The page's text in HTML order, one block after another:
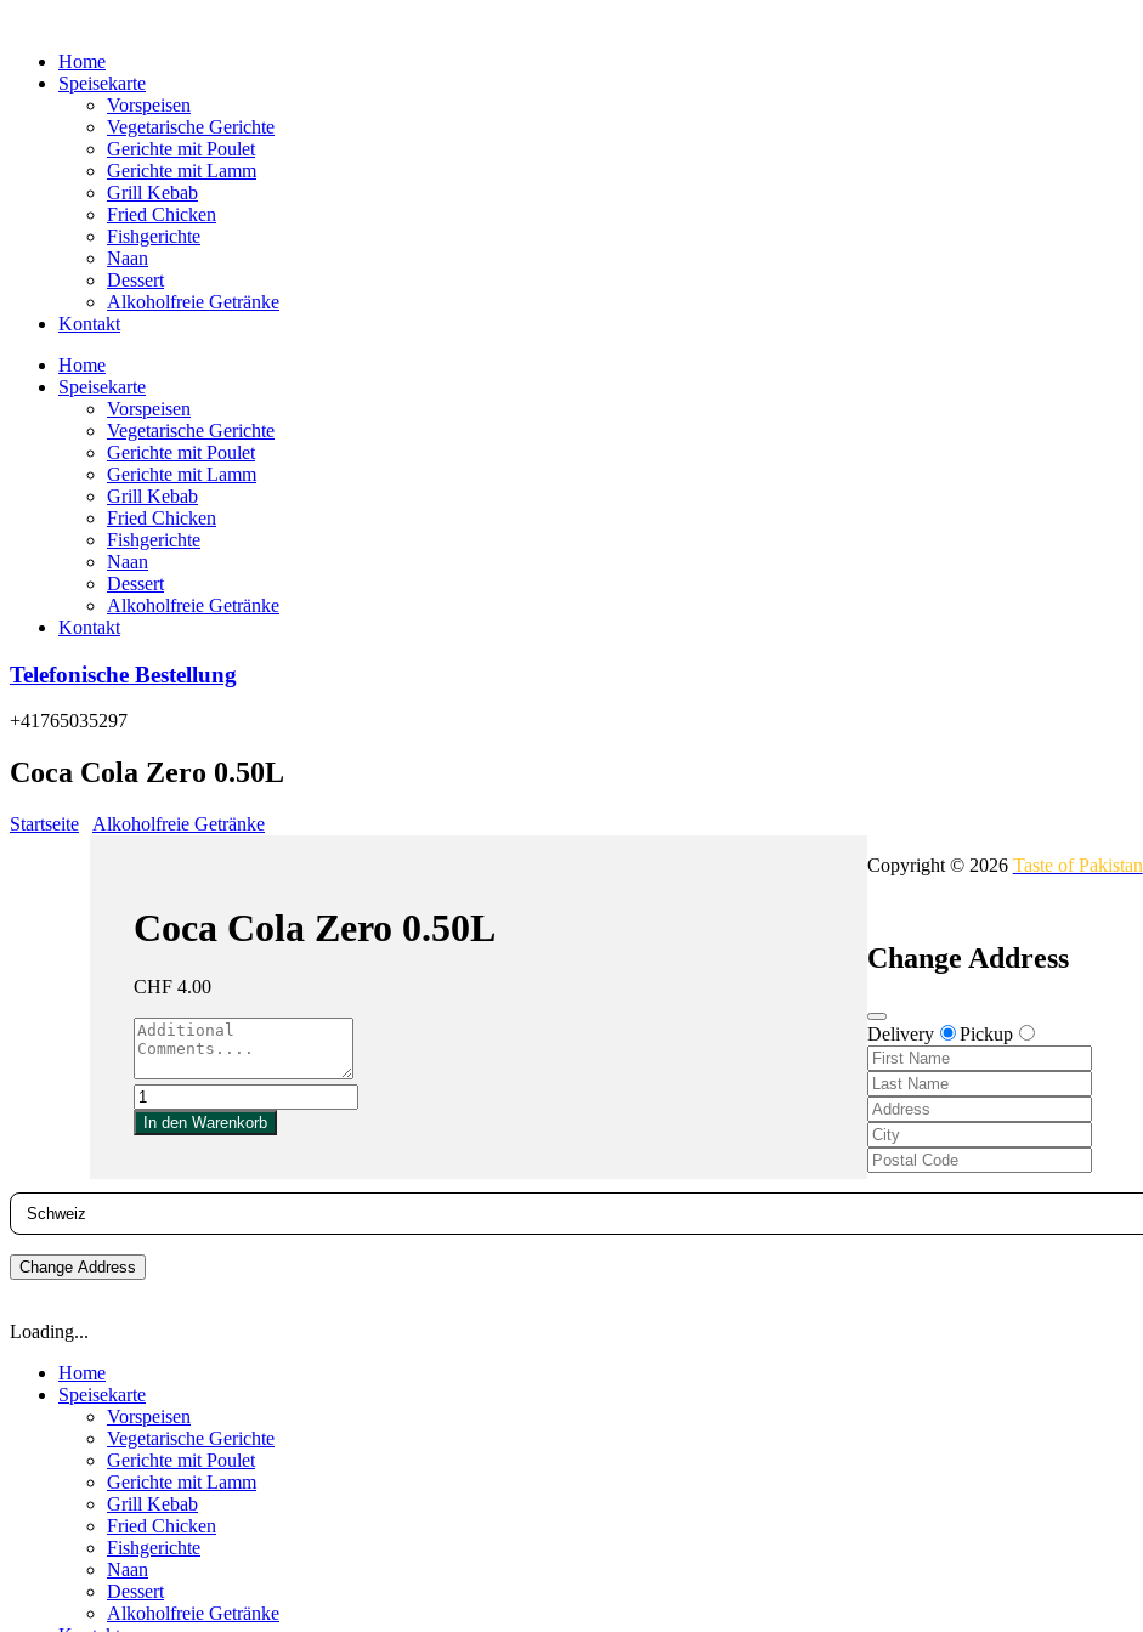
Home
Speisekarte
Vorspeisen
Vegetarische Gerichte
Gerichte mit Poulet
Gerichte mit Lamm
Grill Kebab
Fried Chicken
Fishgerichte
Naan
Dessert
Alkoholfreie Getränke
Kontakt
Home
Speisekarte
Vorspeisen
Vegetarische Gerichte
Gerichte mit Poulet
Gerichte mit Lamm
Grill Kebab
Fried Chicken
Fishgerichte
Naan
Dessert
Alkoholfreie Getränke
Kontakt
Telefonische Bestellung
+41765035297
Coca Cola Zero 0.50L
Startseite Alkoholfreie Getränke
Coca Cola Zero 0.50L
CHF 4.00
Coca
Cola
Zero
In den Warenkorb
Copyright © 2026 Taste of Pakistan
Change Address
Delivery Pickup
Change Address
Loading...
Home
Speisekarte
Vorspeisen
Vegetarische Gerichte
Gerichte mit Poulet
Gerichte mit Lamm
Grill Kebab
Fried Chicken
Fishgerichte
Naan
Dessert
Alkoholfreie Getränke